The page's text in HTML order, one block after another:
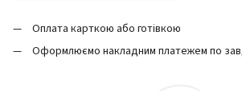
Оплата карткою або готівкою
Оформлюємо накладним платежем по